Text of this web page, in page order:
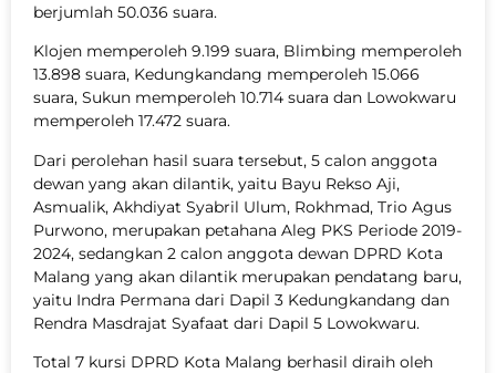
berjumlah 50.036 suara.
Klojen memperoleh 9.199 suara, Blimbing memperoleh
13.898 suara, Kedungkandang memperoleh 15.066
suara, Sukun memperoleh 10.714 suara dan Lowokwaru
memperoleh 17.472 suara.
Dari perolehan hasil suara tersebut, 5 calon anggota
dewan yang akan dilantik, yaitu Bayu Rekso Aji,
Asmualik, Akhdiyat Syabril Ulum, Rokhmad, Trio Agus
Purwono, merupakan petahana Aleg PKS Periode 2019-
2024, sedangkan 2 calon anggota dewan DPRD Kota
Malang yang akan dilantik merupakan pendatang baru,
yaitu Indra Permana dari Dapil 3 Kedungkandang dan
Rendra Masdrajat Syafaat dari Dapil 5 Lowokwaru.
Total 7 kursi DPRD Kota Malang berhasil diraih oleh